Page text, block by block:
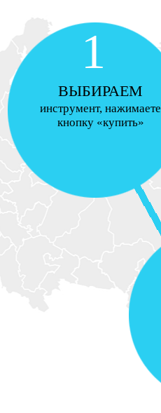
1
ВЫБИРАЕМ
инструмент, нажимаете
кнопку «купить»